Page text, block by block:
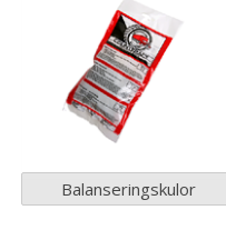
Balanseringskulor